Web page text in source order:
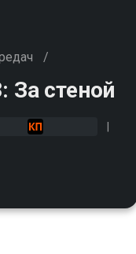
/
За стеной